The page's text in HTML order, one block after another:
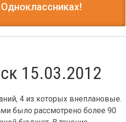
15.03.2012
4 из которых внеплановые.
было рассмотрено более 90